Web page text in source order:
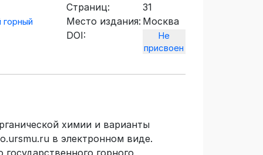
горный
Страниц:
31
Место издания: Москва
DOI:
Не
присвоен
химии и варианты
в электронном виде.